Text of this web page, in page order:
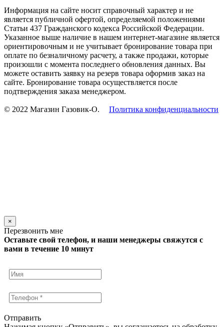
Информация на сайте носит справочный характер и не
является публичной офертой, определяемой положениями
Статьи 437 Гражданского кодекса Российской Федерации.
Указанное выше наличие в нашем интернет-магазине является
ориентировочным и не учитывает бронирование товара при
оплате по безналичному расчету, а также продажи, которые
произошли с момента последнего обновления данных. Вы
можете оставить заявку на резерв товара оформив заказ на
сайте. Бронирование товара осуществляется после
подтверждения заказа менеджером.
© 2022 Магазин Газовик-О. Политика конфиденциальности
×
Перезвонить мне
Оставьте свой телефон, и наши менеджеры свяжутся с
вами в течение 10 минут
Отправить